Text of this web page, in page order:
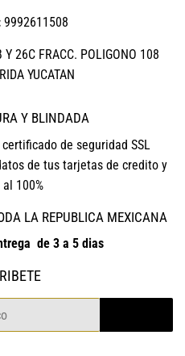
9992611508
26C FRACC. POLIGONO 108
YUCATAN
Y BLINDADA
de seguridad SSL
de tus tarjetas de credito y
100%
LA REPUBLICA MEXICANA
de 3 a 5 dias